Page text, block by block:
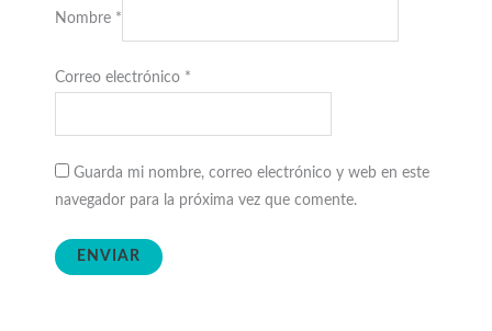
Nombre *
Correo electrónico *
Guarda mi nombre, correo electrónico y web en este
navegador para la próxima vez que comente.